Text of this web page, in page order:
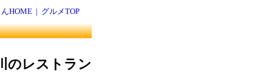
HOME| グルメTOP
のレストラン